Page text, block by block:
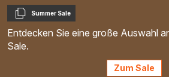
Kopieren
Summer Sale
Entdecken Sie eine große Auswahl
Sale.
Zum Sale